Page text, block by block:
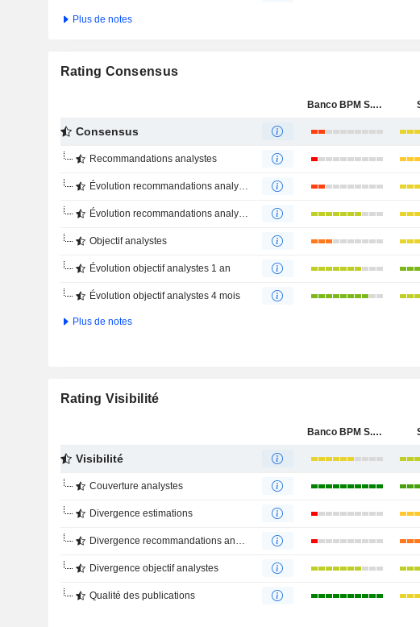
Plus de notes
Rating Consensus
Banco BPM S.p.A.
Consensus
Recommandations analystes
Évolution recommandations analystes 1 an
Évolution recommandations analystes 4 mois
Objectif analystes
Évolution objectif analystes 1 an
Évolution objectif analystes 4 mois
Plus de notes
Rating Visibilité
Banco BPM S.p.A.
Visibilité
Couverture analystes
Divergence estimations
Divergence recommandations analystes
Divergence objectif analystes
Qualité des publications